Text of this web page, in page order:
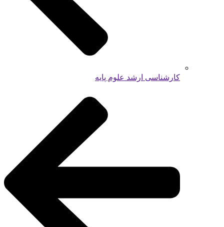
کارشناسی ارشد علوم پایه